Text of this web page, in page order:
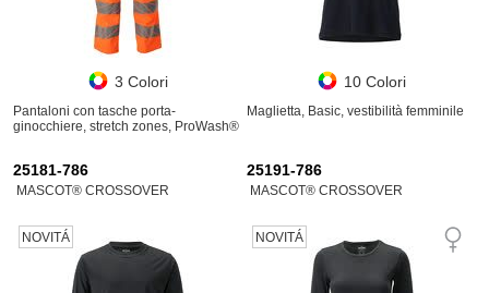
3 Colori
Pantaloni con tasche porta-
ginocchiere, stretch zones, ProWash®
10 Colori
Maglietta, Basic, vestibilità femminile
25181-786
MASCOT® CROSSOVER
NOVITÁ
25191-786
MASCOT® CROSSOVER
NOVITÁ